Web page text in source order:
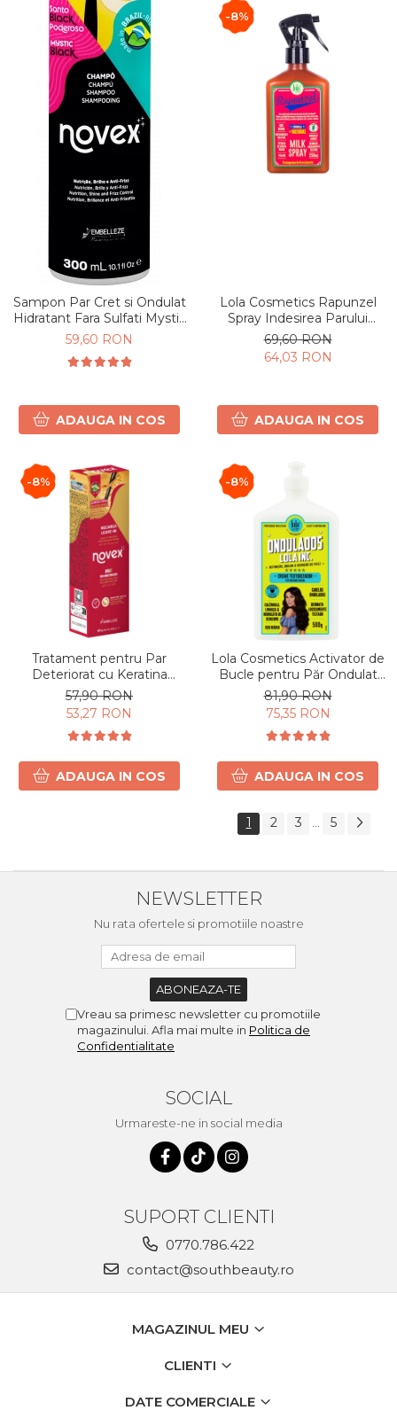
Sampon Par Cret si Ondulat
Hidratant Fara Sulfati Mystic
Black 300ml
59,60 RON
ADAUGA IN COS
-8%
Lola Cosmetics Rapunzel
Spray Indesirea Parului
250ml
69,60 RON
64,03 RON
ADAUGA IN COS
-8%
Tratament pentru Par
Deteriorat cu Keratina
Braziliana Concentrata 80g
57,90 RON
53,27 RON
ADAUGA IN COS
-8%
Lola Cosmetics Activator de
Bucle pentru Păr Ondulat
500 g
81,90 RON
75,35 RON
ADAUGA IN COS
1 2 3 5
NEWSLETTER
Nu rata ofertele si promotiile noastre
Vreau sa primesc newsletter cu promotiile
magazinului. Afla mai multe in Politica de
Confidentialitate
SOCIAL
Urmareste-ne in social media
SUPORT CLIENTI
0770.786.422
contact@southbeauty.ro
MAGAZINUL MEU
CLIENTI
DATE COMERCIALE